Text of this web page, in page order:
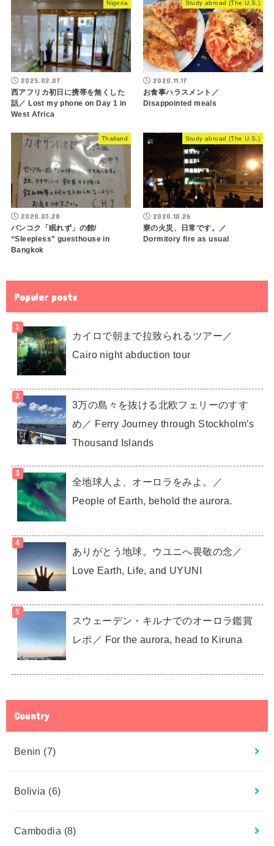
Nigeria
2025.02.07
西アフリカ初日に携帯を無くした
話／ Lost my phone on Day 1 in
West Africa
Study abroad (The U.S.)
2020.11.17
お食事ハラスメント／
Disappointed meals
Thailand
2020.03.28
バンコク「眠れず」の館/
“Sleepless” guesthouse in
Bangkok
Study abroad (The U.S.)
2020.10.26
寮の火災、日常です。／
Dormitory fire as usual
Popular posts
カイロで朝まで拉致られるツアー／
Cairo night abduction tour
3万の島々を抜ける北欧フェリーのすす
め／ Ferry Journey through Stockholm’s
Thousand Islands
全地球人よ、オーロラをみよ。／
People of Earth, behold the aurora.
ありがとう地球。ウユニへ畏敬の念／
Love Earth, Life, and UYUNI
スウェーデン・キルナでのオーロラ鑑賞
レポ／ For the aurora, head to Kiruna
Country
Benin (7)
Bolivia (6)
Cambodia (8)